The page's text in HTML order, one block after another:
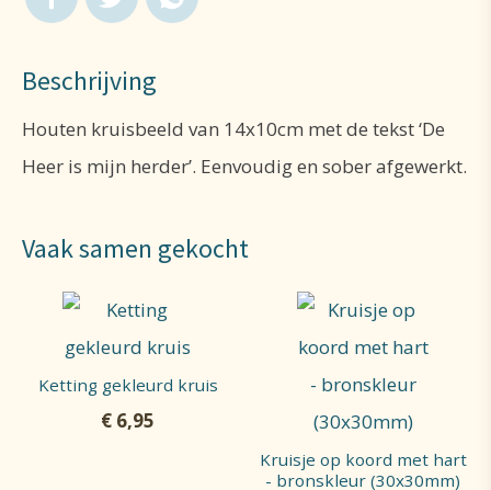
Beschrijving
Houten kruisbeeld van 14x10cm met de tekst ‘De
Heer is mijn herder’. Eenvoudig en sober afgewerkt.
Vaak samen gekocht
Ketting gekleurd kruis
€ 6,95
Kruisje op koord met hart
- bronskleur (30x30mm)